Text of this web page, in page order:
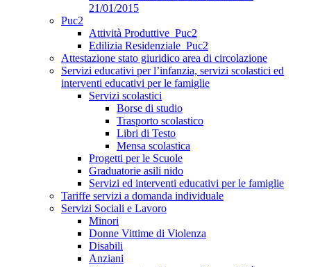
21/01/2015
Puc2
Attività Produttive_Puc2
Edilizia Residenziale_Puc2
Attestazione stato giuridico area di circolazione
Servizi educativi per l’infanzia, servizi scolastici ed
interventi educativi per le famiglie
Servizi scolastici
Borse di studio
Trasporto scolastico
Libri di Testo
Mensa scolastica
Progetti per le Scuole
Graduatorie asili nido
Servizi ed interventi educativi per le famiglie
Tariffe servizi a domanda individuale
Servizi Sociali e Lavoro
Minori
Donne Vittime di Violenza
Disabili
Anziani